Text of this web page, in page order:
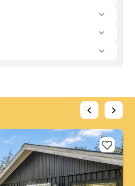
chevron_left chevron_right